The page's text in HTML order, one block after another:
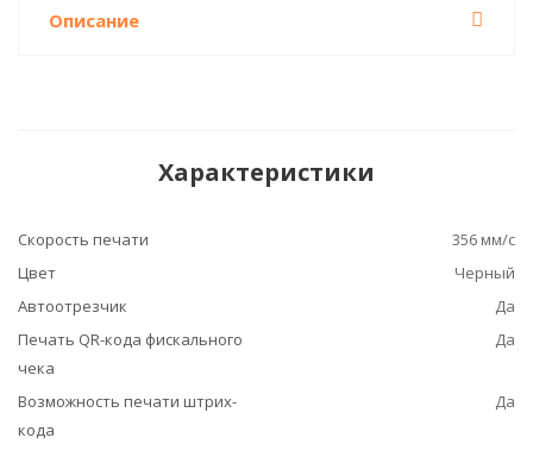
Описание
Характеристики
Скорость печати
356 мм/с
Цвет
Черный
Автоотрезчик
Да
Печать QR-кода фискального
чека
Да
Возможность печати штрих-
кода
Да